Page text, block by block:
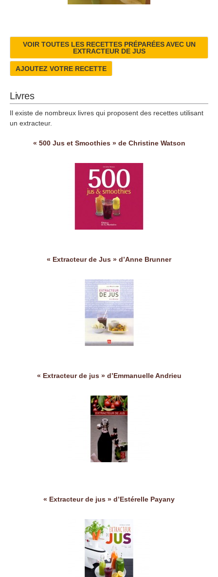
VOIR TOUTES LES RECETTES PRÉPARÉES AVEC UN
EXTRACTEUR DE JUS
AJOUTEZ VOTRE RECETTE
Livres
Il existe de nombreux livres qui proposent des recettes utilisant
un extracteur.
« 500 Jus et Smoothies » de Christine Watson
« Extracteur de Jus » d’Anne Brunner
« Extracteur de jus » d’Emmanuelle Andrieu
« Extracteur de jus » d’Estérelle Payany